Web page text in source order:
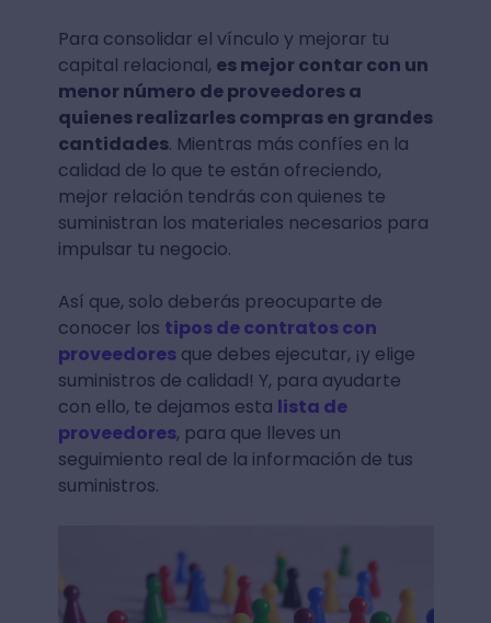
Para consolidar el vínculo y mejorar tu
capital relacional, es mejor contar con un
menor número de proveedores a
quienes realizarles compras en grandes
cantidades. Mientras más confíes en la
calidad de lo que te están ofreciendo,
mejor relación tendrás con quienes te
suministran los materiales necesarios para
impulsar tu negocio.
Así que, solo deberás preocuparte de
conocer los tipos de contratos con
proveedoresque debes ejecutar, ¡y elige
suministros de calidad! Y, para ayudarte
con ello, te dejamos esta lista de
proveedores, para que lleves un
seguimiento real de la información de tus
suministros.